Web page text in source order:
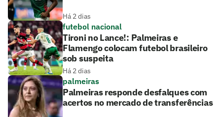
Há 2 dias
futebol nacional
Tironi no Lance!: Palmeiras e
Flamengo colocam futebol brasileiro
sob suspeita
Há 2 dias
palmeiras
Palmeiras responde desfalques com
acertos no mercado de transferências